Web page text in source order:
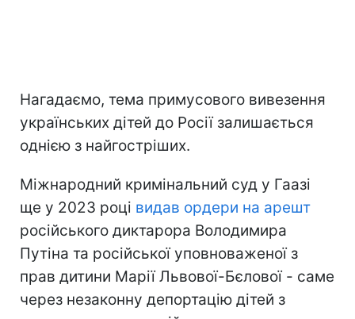
Нагадаємо, тема примусового вивезення
українських дітей до Росії залишається
однією з найгостріших.
Міжнародний кримінальний суд у Гаазі
ще у 2023 році видав ордери на арешт
російського диктарора Володимира
Путіна та російської уповноваженої з
прав дитини Марії Львової-Бєлової - саме
через незаконну депортацію дітей з